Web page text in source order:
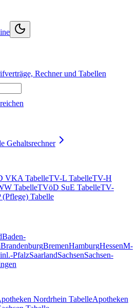
Rechner und Tabellen
Gehaltsrechner
VKA TabelleTV-L TabelleTV-H
TabelleTVöD SuE TabelleTV-
Tabelle
Baden-
BrandenburgBremenHamburgHessenM-
PfalzSaarlandSachsenSachsen-
Nordrhein TabelleApotheken